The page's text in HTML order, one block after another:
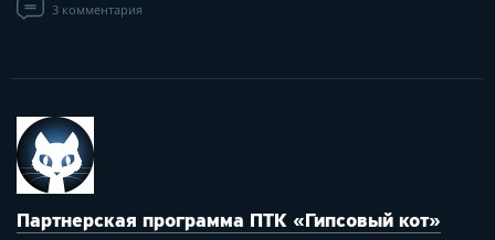
3 комментария
Партнерская программа ПТК «Гипсовый кот»